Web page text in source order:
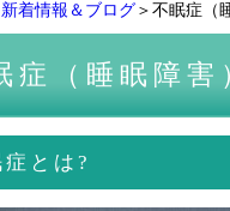
新着情報＆ブログ ＞不眠症（
症（睡眠障害
とは?